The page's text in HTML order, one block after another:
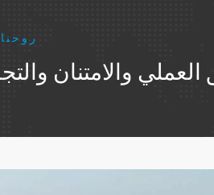
روحنا
والامتنان